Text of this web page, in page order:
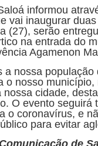
informou
vai inaugurar
(27), serão
na entrada do
Agamenon
a nossa população
o nosso município,
nossa cidade,
O evento seguirá
o coronavírus, e
para evitar